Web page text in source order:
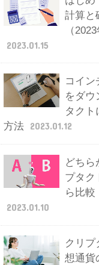
計算と
（
2023.01.15
コイン
をダウ
タクト
方法
2023.01.12
どちら
プタク
ら比較
2023.01.10
クリ
想通貨